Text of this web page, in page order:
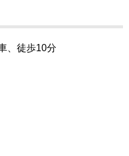
、徒歩10分